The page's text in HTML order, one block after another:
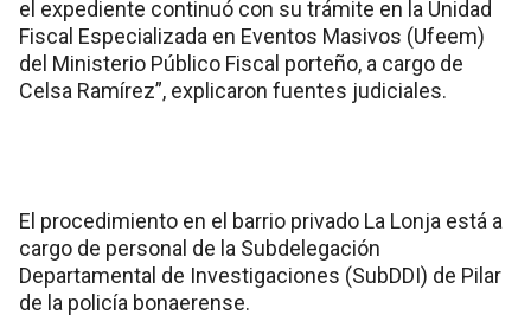
el expediente continuó con su trámite en la Unidad
Fiscal Especializada en Eventos Masivos (Ufeem)
del Ministerio Público Fiscal porteño, a cargo de
Celsa Ramírez”, explicaron fuentes judiciales.
El procedimiento en el barrio privado La Lonja está a
cargo de personal de la Subdelegación
Departamental de Investigaciones (SubDDI) de Pilar
de la policía bonaerense.